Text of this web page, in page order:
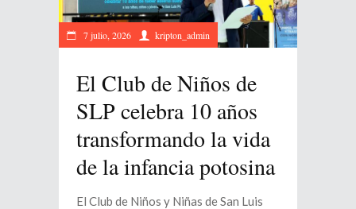
7 julio, 2026 kripton_admin
El Club de Niños de
SLP celebra 10 años
transformando la vida
de la infancia potosina
El Club de Niños y Niñas de San Luis